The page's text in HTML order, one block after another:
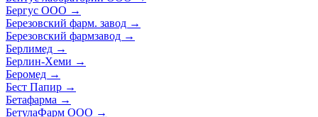
Бергус ООО →
Березовский фарм. завод →
Березовский фармзавод →
Берлимед →
Берлин-Хеми →
Беромед →
Бест Папир →
Бетафарма →
БетулаФарм ООО →